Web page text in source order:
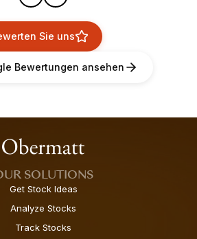
Sie uns
Bewertungen ansehen
SOLUTIONS
Get Stock Ideas
Analyze Stocks
Track Stocks